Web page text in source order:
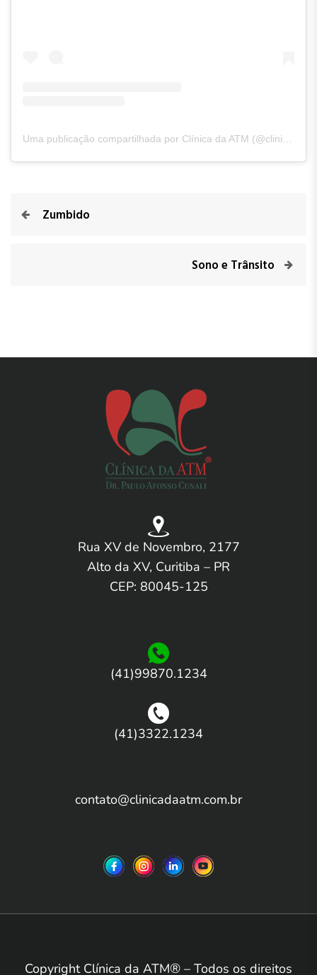
Zumbido
Sono e Trânsito
Rua XV de Novembro, 2177
Alto da XV, Curitiba – PR
CEP: 80045-125
(41)99870.1234
(41)3322.1234
contato@clinicadaatm.com.br
Copyright Clínica da ATM® – Todos os direitos